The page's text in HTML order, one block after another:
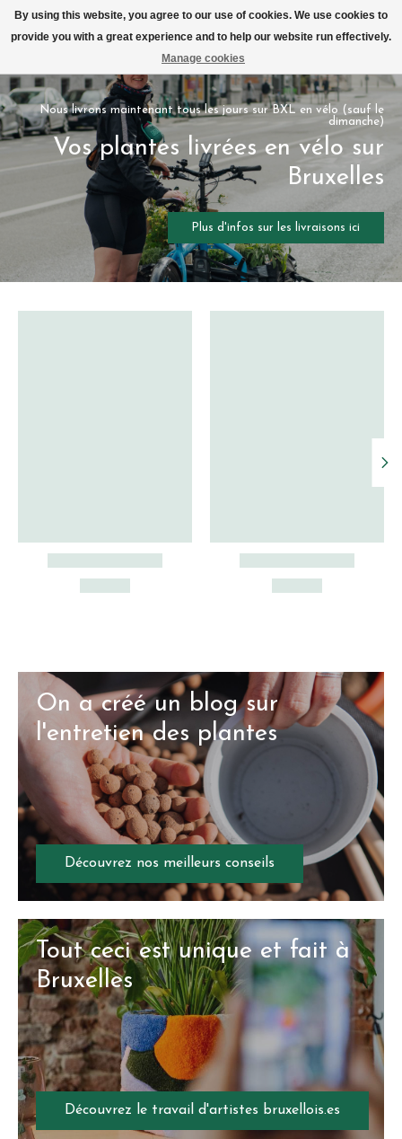
Hero slideshow items
Nous livrons maintenant tous les jours sur BXL en vélo (sauf le
dimanche)
Vos plantes livrées en vélo sur
Bruxelles
Plus d'infos sur les livraisons ici
On a créé un blog sur
l'entretien des plantes
Découvrez nos meilleurs conseils
Tout ceci est unique et fait à
Bruxelles
Découvrez le travail d'artistes bruxellois.es
By using this website, you agree to our use of cookies. We use cookies to
provide you with a great experience and to help our website run effectively.
Manage cookies